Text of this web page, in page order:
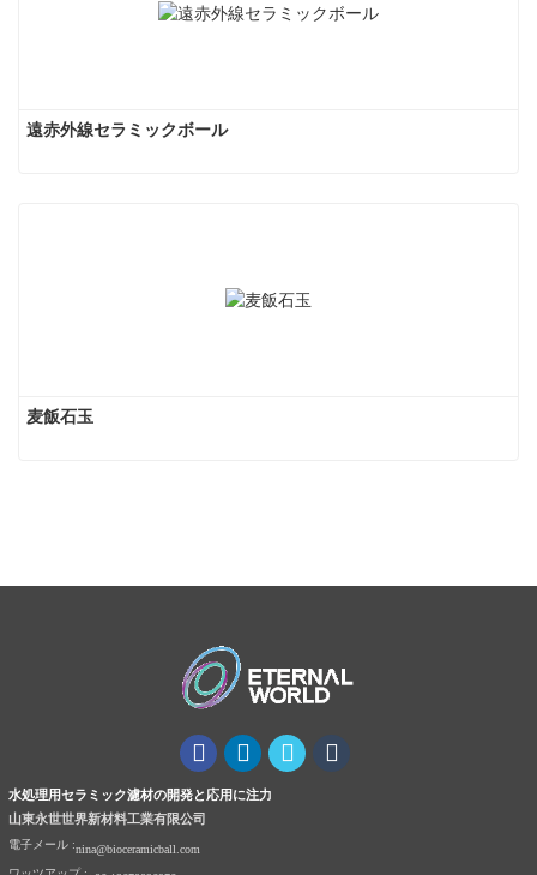
遠赤外線セラミックボール
麦飯石玉
水処理用セラミック濾材の開発と応用に注力
山東永世世界新材料工業有限公司
電子メール :nina@bioceramicball.com